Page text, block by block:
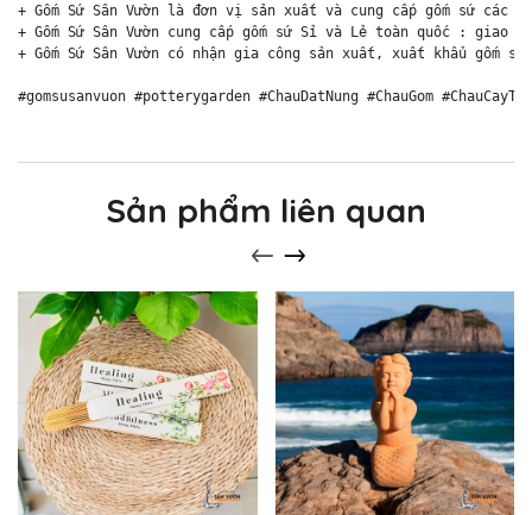
+ Gốm Sứ Sân Vườn là đơn vị sản xuất và cung cấp gốm sứ
+ Gốm Sứ Sân Vườn cung cấp gốm sứ Sỉ và Lẻ toàn quốc :
+ Gốm Sứ Sân Vườn có nhận gia công sản xuất, xuất khẩu gốm sứ
#gomsusanvuon #potterygarden #ChauDatNung #ChauGom
Sản phẩm liên quan